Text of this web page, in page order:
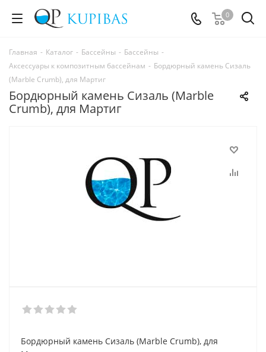
0
Главная - Каталог - Бассейны - Бассейны -
Аксессуары к композитным бассейнам - Бордюрный камень Сизаль
(Marble Crumb), для Мартиг
Бордюрный камень Сизаль (Marble
Crumb), для Мартиг
Бордюрный камень Сизаль (Marble Crumb), для